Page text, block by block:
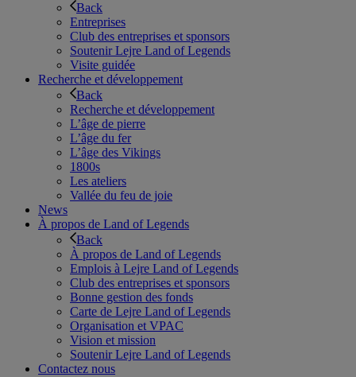
Back
Entreprises
Club des entreprises et sponsors
Soutenir Lejre Land of Legends
Visite guidée
Recherche et développement
Back
Recherche et développement
L’âge de pierre
L’âge du fer
L’âge des Vikings
1800s
Les ateliers
Vallée du feu de joie
News
À propos de Land of Legends
Back
À propos de Land of Legends
Emplois à Lejre Land of Legends
Club des entreprises et sponsors
Bonne gestion des fonds
Carte de Lejre Land of Legends
Organisation et VPAC
Vision et mission
Soutenir Lejre Land of Legends
Contactez nous